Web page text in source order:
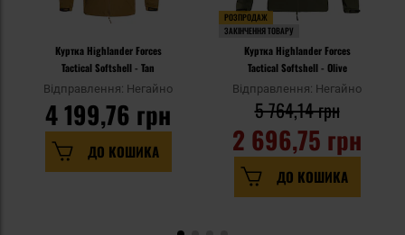
Куртка Highlander Forces
Tactical Softshell - Tan
Відправлення: Негайно
4 199,76 грн
ДО КОШИКА
РОЗПРОДАЖ
ЗАКІНЧЕННЯ ТОВАРУ
Куртка Highlander Forces
Tactical Softshell - Olive
Відправлення: Негайно
2 696,75 грн
5 764,14 грн
ДО КОШИКА